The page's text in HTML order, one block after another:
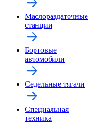
Маслораздаточные
станции
Бортовые
автомобили
Седельные тягачи
Специальная
техника